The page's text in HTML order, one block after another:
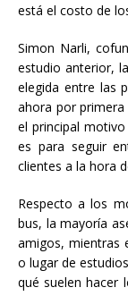
está el costo de
Simon Narli,
estudio anterior,
elegida entre las
ahora por
el principal
es para seguir
clientes a la hora
Respecto a los
bus, la mayoría
amigos, mientras
o lugar de
qué suelen hacer